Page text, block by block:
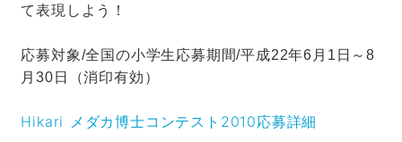
て表現しよう！
応募対象/全国の小学生応募期間/平成22年6月1日～8
月30日（消印有効）
Hikari メダカ博士コンテスト2010応募詳細